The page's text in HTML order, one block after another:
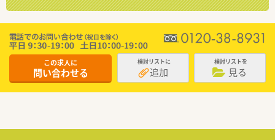
この求人に
問い合わせる
検討リストに
追加
検討リストを
見る